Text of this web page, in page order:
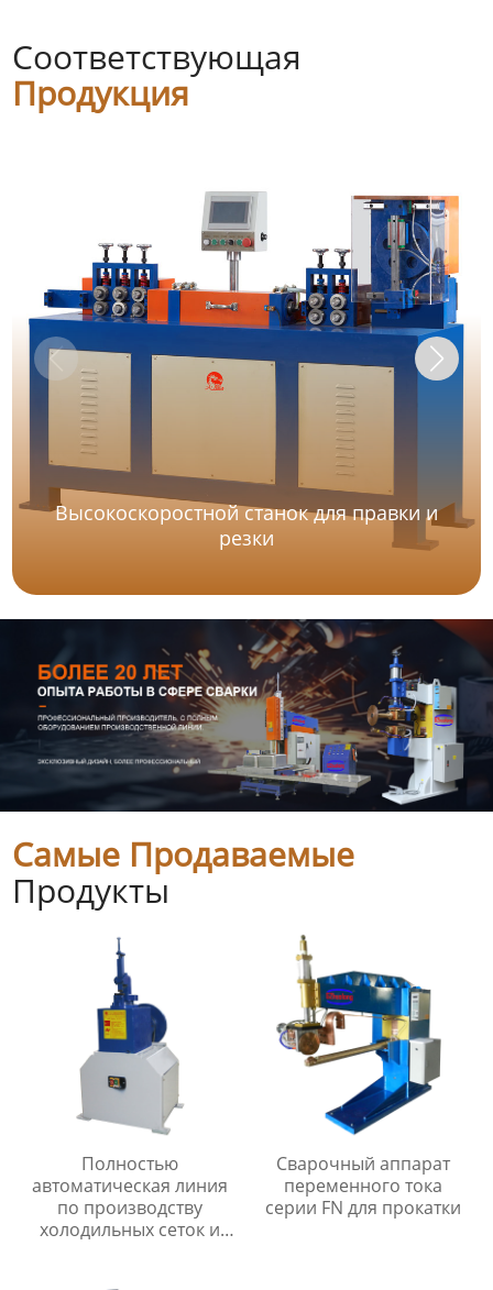
Соответствующая
Продукция
Высокоскоростной станок для правки и
резки
Самые Продаваемые
Продукты
Полностью
автоматическая линия
по производству
холодильных сеток и
Сварочный аппарат
переменного тока
серии FN для прокатки